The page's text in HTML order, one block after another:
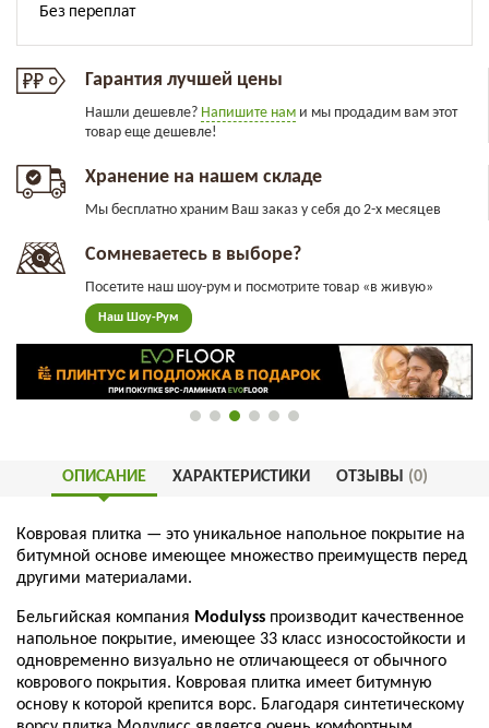
Гарантия лучшей цены
Нашли дешевле? Напишите нам и мы продадим вам этот
товар еще дешевле!
Хранение на нашем складе
Мы бесплатно храним Ваш заказ у себя до 2-х месяцев
Сомневаетесь в выборе?
Посетите наш шоу-рум и посмотрите товар «в живую»
Наш Шоу-Рум
ОПИСАНИЕ ХАРАКТЕРИСТИКИ ОТЗЫВЫ (0)
Ковровая плитка — это уникальное напольное покрытие на
битумной основе имеющее множество преимуществ перед
другими материалами.
Бельгийская компания Мodulyss производит качественное
напольное покрытие, имеющее 33 класс износостойкости и
одновременно визуально не отличающееся от обычного
коврового покрытия. Ковровая плитка имеет битумную
основу к которой крепится ворс. Благодаря синтетическому